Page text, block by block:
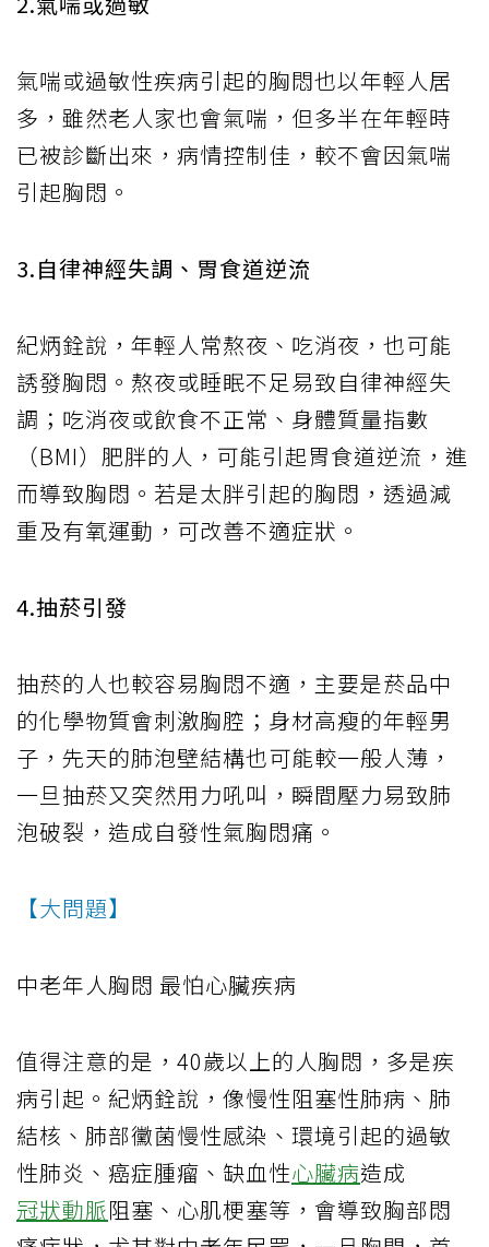
氣喘或過敏性疾病引起的胸悶也以年輕人居
多，雖然老人家也會氣喘，但多半在年輕時
已被診斷出來，病情控制佳，較不會因氣喘
引起胸悶。
3.自律神經失調、胃食道逆流
紀炳銓說，年輕人常熬夜、吃消夜，也可能
誘發胸悶。熬夜或睡眠不足易致自律神經失
調；吃消夜或飲食不正常、身體質量指數
（BMI）肥胖的人，可能引起胃食道逆流，進
而導致胸悶。若是太胖引起的胸悶，透過減
重及有氧運動，可改善不適症狀。
4.抽菸引發
抽菸的人也較容易胸悶不適，主要是菸品中
的化學物質會刺激胸腔；身材高瘦的年輕男
子，先天的肺泡壁結構也可能較一般人薄，
一旦抽菸又突然用力吼叫，瞬間壓力易致肺
泡破裂，造成自發性氣胸悶痛。
【大問題】
中老年人胸悶 最怕心臟疾病
值得注意的是，40歲以上的人胸悶，多是疾
病引起。紀炳銓說，像慢性阻塞性肺病、肺
結核、肺部黴菌慢性感染、環境引起的過敏
性肺炎、癌症腫瘤、缺血性心臟病造成
冠狀動脈阻塞、心肌梗塞等，會導致胸部悶